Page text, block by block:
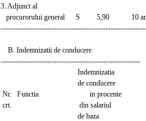
3. Adjunct al
procurorului general S 5,90 10
B. Indemnizatii de conducere
---------------------------------------------------------
Indemnizatia
de conducere
Nr. Functia in procente
crt. din salariul
de baza